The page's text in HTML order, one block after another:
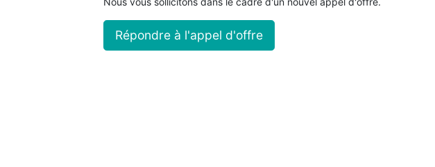
Répondre à l'appel d'offre